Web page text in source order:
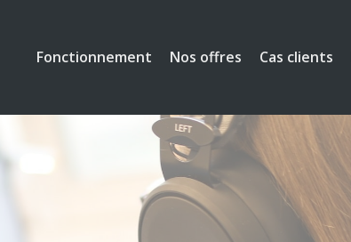
Fonctionnement Nos offres Cas clients